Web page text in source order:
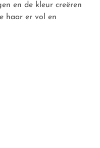
en de kleur creëren
haar er vol en